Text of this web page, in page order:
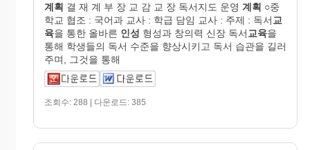
계획 결 재 계 부 장 교 감 교 장 독서지도 운영 계획 ○중
학교 협조 : 국어과 교사 : 학급 담임 교사 : 주제 : 독서 교
육을 통한 올바른 인성 형성과 창의력 신장 독서 교육을
통해 학생들의 독서 수준을 향상시키고 독서 습관을 길러
주며, 그것을 통해
조회수: 288 | 다운로드: 385